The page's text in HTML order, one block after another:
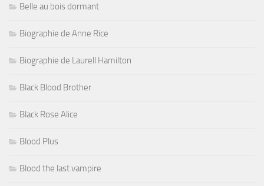
Belle au bois dormant
Biographie de Anne Rice
Biographie de Laurell Hamilton
Black Blood Brother
Black Rose Alice
Blood Plus
Blood the last vampire